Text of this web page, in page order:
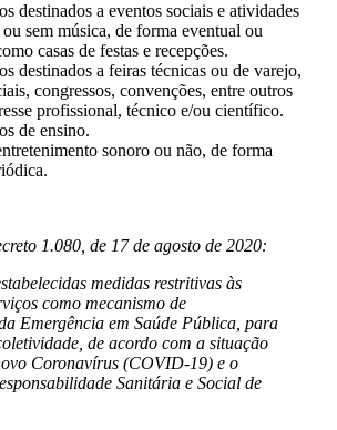
destinados a eventos sociais e atividades
sem música, de forma eventual ou
casas de festas e recepções.
destinados a feiras técnicas ou de varejo,
congressos, convenções, entre outros
profissional, técnico e/ou científico.
de ensino.
sonoro ou não, de forma
1.080, de 17 de agosto de 2020:
medidas restritivas às
como mecanismo de
Emergência em Saúde Pública, para
de acordo com a situação
Coronavírus (COVID-19) e o
Sanitária e Social de